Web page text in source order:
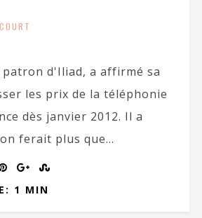
patron d'Iliad, a affirmé sa
les prix de la téléphonie
dès janvier 2012. Il a
ferait plus que...
1 MIN